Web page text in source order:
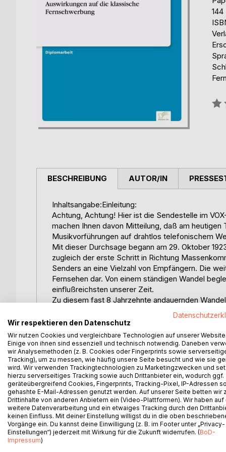
144
BESCHREIBUNG
Inhaltsangabe:Einleitung:
Achtung, Achtung! Hier ist die Sendestelle im
machen Ihnen davon Mitteilung, daß am
Musikvorführungen auf drahtlos telefonischem
Mit dieser Durchsage begann am 29. Oktober
zugleich der erste Schritt in Richtung
Senders an eine Vielzahl von Empfängern. Die
Fernsehen dar. Von einem ständigen Wandel
einflußreichsten unserer Zeit.
Zu diesem fast 8 Jahrzehnte andauernden
Fernsehanstalten hin zum Dualen System, bzw.
technischen Empfangbarkeit (Kabel, Satellit) und
Fernsehen.
Vor diesem Hintergrund entstand 1991 der erste
euphorisch als neue zukunftsträchtige
etwas gedämpft worden, da die Erfolgszahlen
Erkenntnisse und die Aufdeckungen einiger
Gründe für den mangelnden Erfolg auf.
Die vorliegende Studie zeigt eine Analyse dieser
stellt sie zunächst die von vielen angepriesene
und inhaltlichen Neuerungen vor. Dies bildet
TV. Insbesondere beschäftigt sich diese
und welche Überlegungen die Anbieter anstellen
werden hierbei übergreifende Zusammenhänge
AUTOR/IN
Wir respektieren den Datenschutz
Wir nutzen Cookies und vergleichbare Technologien auf unserer Website.
Einige von ihnen sind essenziell und technisch notwendig. Daneben
wir Analysemethoden (z. B. Cookies oder Fingerprints sowie
Tracking), um zu messen, wie häufig unsere Seite besucht und wie sie
wird. Wir verwenden Trackingtechnologien zu Marketingzwecken und
hierzu serverseitiges Tracking sowie auch Drittanbieter ein, wodurch ggf.
geräteübergreifend Cookies, Fingerprints, Tracking-Pixel, IP-Adressen
gehashte E-Mail-Adressen genutzt werden. Auf unserer Seite betten wir
Drittinhalte von anderen Anbietern ein (Video-Plattformen). Wir haben auf
weitere Datenverarbeitung und ein etwaiges Tracking durch den
keinen Einfluss. Mit deiner Einstellung willigst du in die oben
Vorgänge ein. Du kannst deine Einwilligung (z. B. im Footer unter „Privacy-
Einstellungen“) jederzeit mit Wirkung für die Zukunft widerrufen. (BoD-
Impressum)